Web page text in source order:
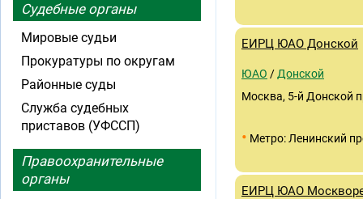
ЕИРЦ ЮАО Донской
ЮАО / Донской
Москва, 5-й Донской
• Метро: Ленинский
ЕИРЦ ЮАО
Судебные органы
Мировые судьи
Прокуратуры по округам
Районные суды
Служба судебных
приставов (УФССП)
Правоохранительные
органы